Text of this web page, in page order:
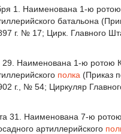
1. Наименована 1-ю ротою
батальона
г. № 17; Цирк. Главного
Наименована 1-ю ротою
полка (Приказ
г., № 54; Циркуляр
31. Наименована 7-ю
артиллерийского